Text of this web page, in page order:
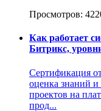
Просмотров:
Как работает
Битрикс,
Сертификация
оценка знаний и
проектов на
прод...